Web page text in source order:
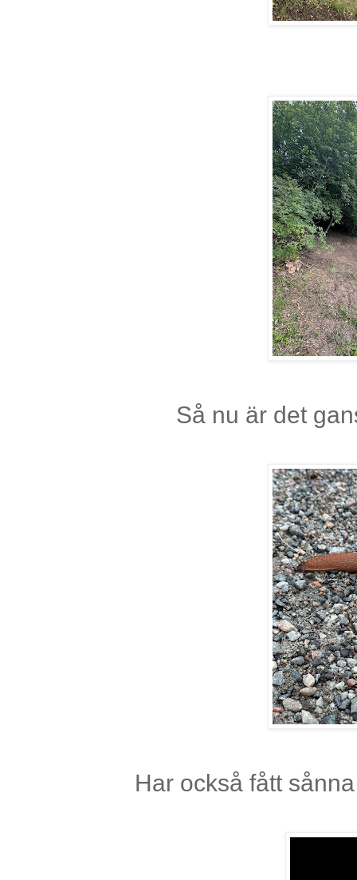
Så nu är det
Har också fått